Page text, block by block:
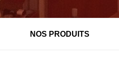
NOS PRODUITS